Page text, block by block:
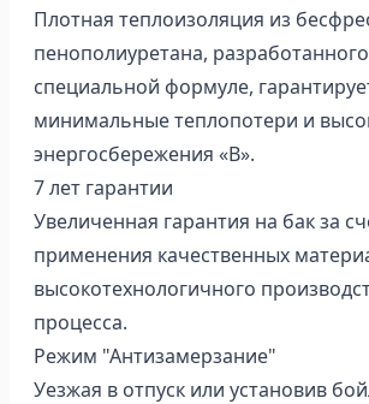
Плотная теплоизоляция из
пенополиуретана,
специальной формуле,
минимальные теплопотери и
энергосбережения «В».
7 лет гарантии
Увеличенная гарантия на бак за
применения качественных
высокотехнологичного
процесса.
Режим "Антизамерзание"
Уезжая в отпуск или установив